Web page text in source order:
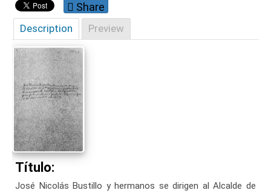
Share
Description Preview
Título:
José Nicolás Bustillo y hermanos se dirigen al Alcalde de